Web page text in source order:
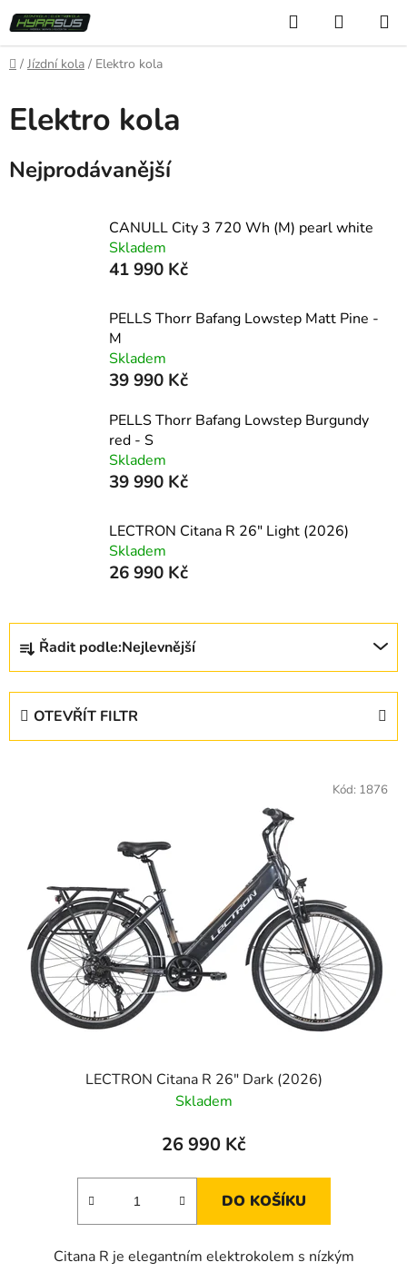
Přejít
na
obsah
Hledat
KOŠÍK
Domů
/ Jízdní kola / Elektro kola
Elektro kola
Nejprodávanější
CANULL City 3 720 Wh (M) pearl white
Skladem
41 990 Kč
PELLS Thorr Bafang Lowstep Matt Pine -
M
Skladem
39 990 Kč
PELLS Thorr Bafang Lowstep Burgundy
red - S
Skladem
39 990 Kč
LECTRON Citana R 26" Light (2026)
Skladem
26 990 Kč
Ř
z
Řadit podle:Nejlevnější
OTEVŘÍT FILTR
LECTRON Citana R 26" Dark (2026)
Skladem
26 990 Kč
DO KOŠÍKU
Citana R je elegantním elektrokolem s nízkým
Kód: 1876